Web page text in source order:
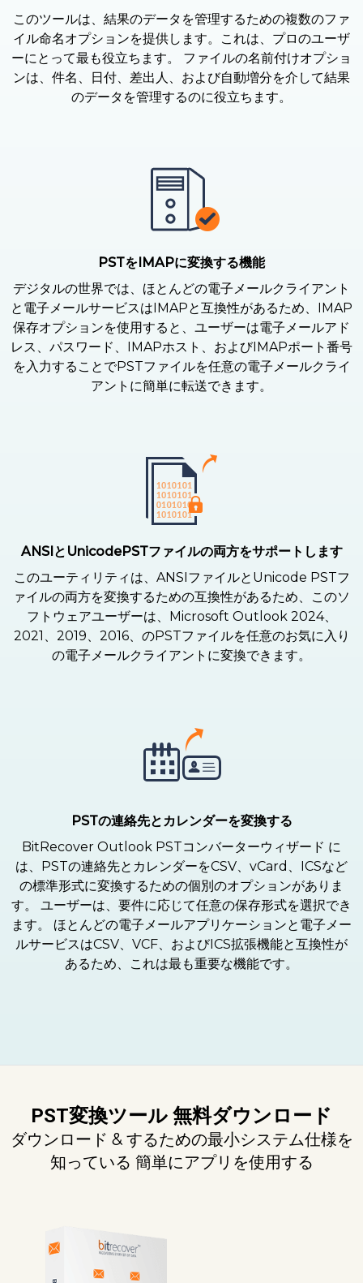
このツールは、結果のデータを管理するための複数のファ
イル命名オプションを提供します。これは、プロのユーザ
ーにとって最も役立ちます。 ファイルの名前付けオプショ
ンは、件名、日付、差出人、および自動増分を介して結果
のデータを管理するのに役立ちます。
PSTをIMAPに変換する機能
デジタルの世界では、ほとんどの電子メールクライアント
と電子メールサービスはIMAPと互換性があるため、IMAP
保存オプションを使用すると、ユーザーは電子メールアド
レス、パスワード、IMAPホスト、およびIMAPポート番号
を入力することでPSTファイルを任意の電子メールクライ
アントに簡単に転送できます。
ANSIとUnicodePSTファイルの両方をサポートします
このユーティリティは、ANSIファイルとUnicode PSTフ
ァイルの両方を変換するための互換性があるため、このソ
フトウェアユーザーは、Microsoft Outlook 2024、
2021、2019、2016、のPSTファイルを任意のお気に入り
の電子メールクライアントに変換できます。
PSTの連絡先とカレンダーを変換する
BitRecover Outlook PSTコンバーターウィザード に
は、PSTの連絡先とカレンダーをCSV、vCard、ICSなど
の標準形式に変換するための個別のオプションがありま
す。 ユーザーは、要件に応じて任意の保存形式を選択でき
ます。 ほとんどの電子メールアプリケーションと電子メー
ルサービスはCSV、VCF、およびICS拡張機能と互換性が
あるため、これは最も重要な機能です。
PST変換ツール 無料ダウンロード
ダウンロード & するための最小システム仕様を
知っている 簡単にアプリを使用する